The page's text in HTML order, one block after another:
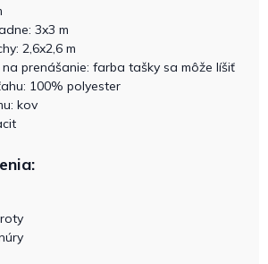
3x3 m
2,6x2,6 m
prenášanie: farba tašky sa môže líšiť
100% polyester
kov